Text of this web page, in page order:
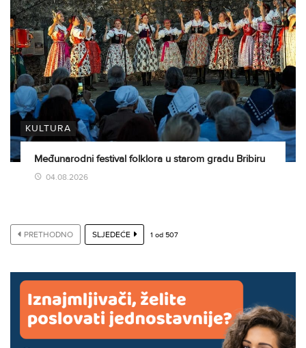
KULTURA
Međunarodni festival folklora u starom gradu Bribiru
04.08.2026
PRETHODNO SLJEDEĆE 1 od 507